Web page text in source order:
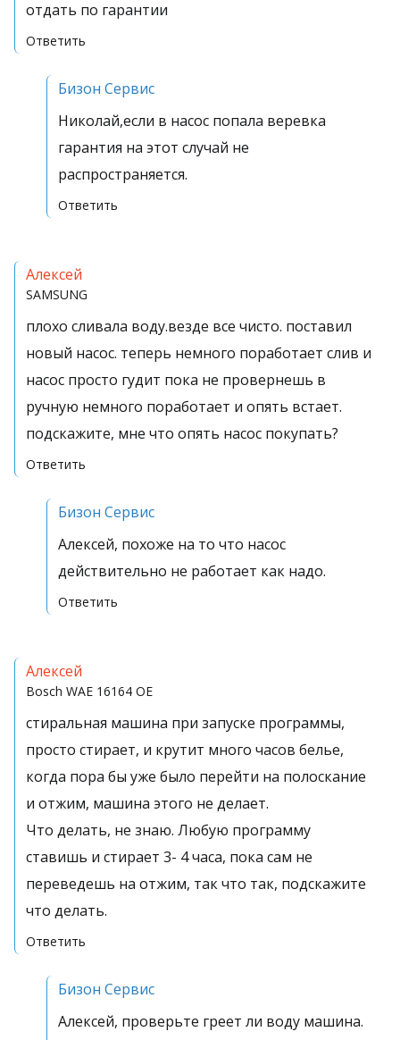
отдать по гарантии
Ответить
Бизон Сервис
Николай,если в насос попала веревка
гарантия на этот случай не
распространяется.
Ответить
Алексей
SAMSUNG
плохо сливала воду.везде все чисто. поставил
новый насос. теперь немного поработает слив и
насос просто гудит пока не провернешь в
ручную немного поработает и опять встает.
подскажите, мне что опять насос покупать?
Ответить
Бизон Сервис
Алексей, похоже на то что насос
действительно не работает как надо.
Ответить
Алексей
Bosch WAE 16164 OE
стиральная машина при запуске программы,
просто стирает, и крутит много часов белье,
когда пора бы уже было перейти на полоскание
и отжим, машина этого не делает.
Что делать, не знаю. Любую программу
ставишь и стирает 3- 4 часа, пока сам не
переведешь на отжим, так что так, подскажите
что делать.
Ответить
Бизон Сервис
Алексей, проверьте греет ли воду машина.